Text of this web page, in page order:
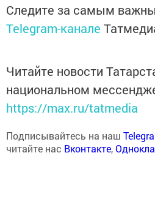
Следите за самым
Telegram-канале
Читайте новости
национальном
https://max.ru/tatmedia
Подписывайтесь на наш
читайте нас Вконтакте,